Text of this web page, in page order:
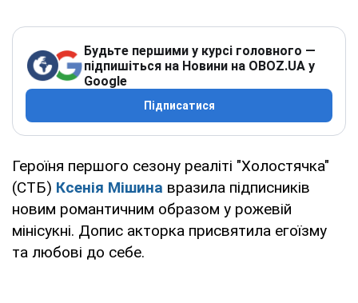
Будьте першими у курсі головного —
підпишіться на Новини на OBOZ.UA у
Google
Підписатися
Героїня першого сезону реаліті "Холостячка"
(СТБ) Ксенія Мішина вразила підписників
новим романтичним образом у рожевій
мінісукні. Допис акторка присвятила егоїзму
та любові до себе.